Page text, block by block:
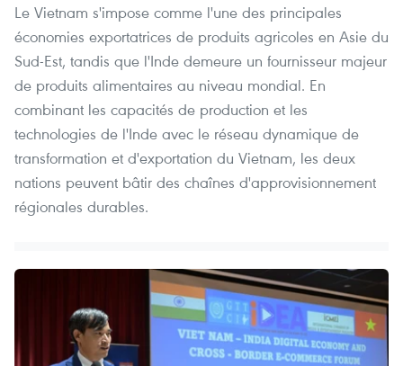
Le Vietnam s'impose comme l'une des principales
économies exportatrices de produits agricoles en Asie du
Sud-Est, tandis que l'Inde demeure un fournisseur majeur
de produits alimentaires au niveau mondial. En
combinant les capacités de production et les
technologies de l'Inde avec le réseau dynamique de
transformation et d'exportation du Vietnam, les deux
nations peuvent bâtir des chaînes d'approvisionnement
régionales durables.